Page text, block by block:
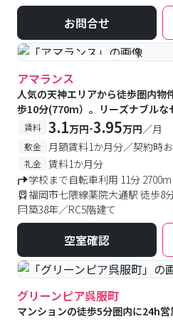
お問合せ
#予約受付中 #空室待ち
アマランス
人気の天神エリアから徒歩圏内物
歩10分(770m）。リーズナブルな
賃料 3.1万円-3.95万円／月
敷金 月額賃料1か月分／契約時
礼金
賃料1か月分
学校まで自転車利用 11分 2700m
福岡市七隈線薬院大通駅 徒歩8
築38年／RC5階建て
空室確認
グリーンピア呉服町
マンションの徒歩5分圏内に24h営